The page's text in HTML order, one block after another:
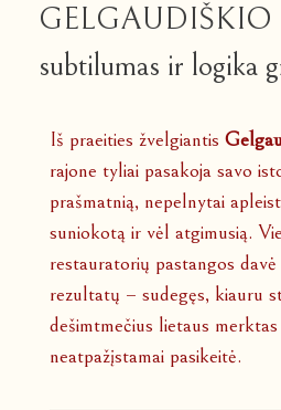
GELGAUDIŠKIO
subtilumas ir logika
Iš praeities žvelgiantis
rajone tyliai pasakoja savo
prašmatnią, nepelnytai
suniokotą ir vėl atgimusią.
restauratorių pastangos
rezultatų – sudegęs, kiauru
dešimtmečius lietaus
neatpažįstamai pasikeitė.